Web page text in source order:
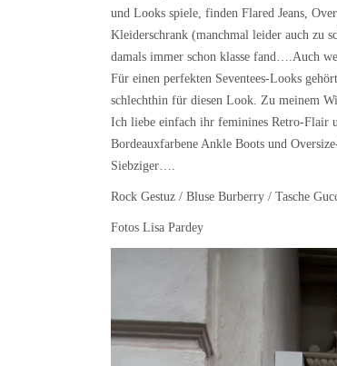
und Looks spiele, finden Flared Jeans,
Kleiderschrank (manchmal leider auch zu
damals immer schon klasse fand….Auch
Für einen perfekten Seventees-Looks
schlechthin für diesen Look. Zu meinem
Ich liebe einfach ihr feminines Retro-Flair
Bordeauxfarbene Ankle Boots und
Siebziger….
Rock Gestuz / Bluse Burberry / Tasche
Fotos Lisa Pardey